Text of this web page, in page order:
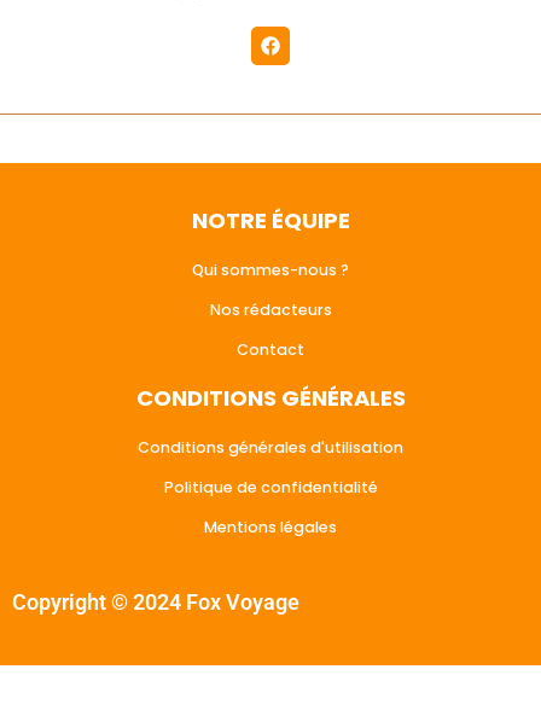
NOTRE ÉQUIPE
Qui sommes-nous ?
Nos rédacteurs
Contact
CONDITIONS GÉNÉRALES
Conditions générales d'utilisation
Politique de confidentialité
Mentions légales
Copyright © 2024 Fox Voyage